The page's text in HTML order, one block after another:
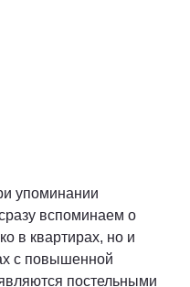
упоминании
вспоминаем о
в квартирах, но и
с повышенной
постельными